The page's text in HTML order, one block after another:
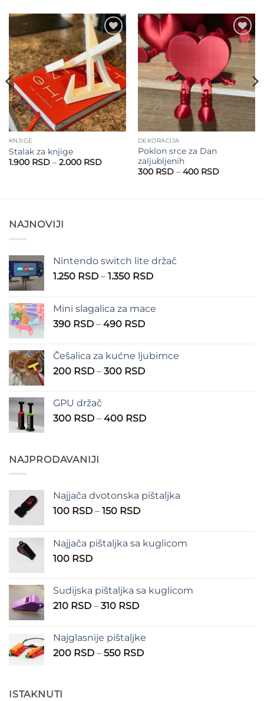
Add to
wishlist
KNJIGE
Stalak za knjige
1.900 RSD – 2.000 RSDRaspon
Add to
wishlist
DEKORACIJA
Poklon srce za Dan
zaljubljenih
300 RSD – 400 RSDRaspon
NAJNOVIJI
Nintendo switch lite držač
1.250 RSD – 1.350 RSDRaspon
1.250 RSD
Mini slagalica za mace
390 RSD – 490 RSDRaspon
390 RSD
do
Češalica za kućne ljubimce
200 RSD – 300 RSDRaspon
do
GPU držač
300 RSD – 400 RSDRaspon
NAJPRODAVANIJI
Najjača dvotonska pištaljka
100 RSD – 150 RSDRaspon
100 RSD
Najjača pištaljka sa kuglicom
100 RSD
Sudijska pištaljka sa kuglicom
210 RSD – 310 RSDRaspon
210 RSD
do
Najglasnije pištaljke
200 RSD – 550 RSDRaspon
ISTAKNUTI